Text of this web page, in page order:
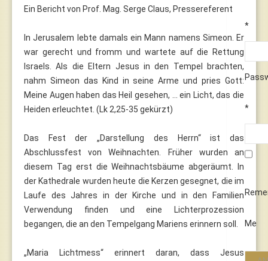
*
*
Me
Ein Bericht von Prof. Mag. Serge Claus, Pressereferent
In Jerusalem lebte damals ein Mann namens Simeon. Er
war gerecht und fromm und wartete auf die Rettung
Israels. Als die Eltern Jesus in den Tempel brachten,
nahm Simeon das Kind in seine Arme und pries Gott:
Meine Augen haben das Heil gesehen, ... ein Licht, das die
Heiden erleuchtet. (Lk 2,25-35 gekürzt)
Das Fest der „Darstellung des Herrn“ ist das
Abschlussfest von Weihnachten. Früher wurden an
diesem Tag erst die Weihnachtsbäume abgeräumt. In
der Kathedrale wurden heute die Kerzen gesegnet, die im
Laufe des Jahres in der Kirche und in den Familien
Verwendung finden und eine Lichterprozession
begangen, die an den Tempelgang Mariens erinnern soll.
„Maria Lichtmess“ erinnert daran, dass Jesus